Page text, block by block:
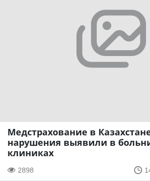
Медстрахование в
нарушения выявили в
клиниках
2898